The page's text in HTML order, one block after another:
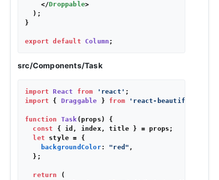
</Droppable>
  );
}
export default Column
src/Components/Task
import React from 'react'
import { Draggable } from 'react-beautiful-dnd'
function Task ( props ) {
const { id, index, title } = props;
let style = {
backgroundColor: "red" ,
  };
return
(